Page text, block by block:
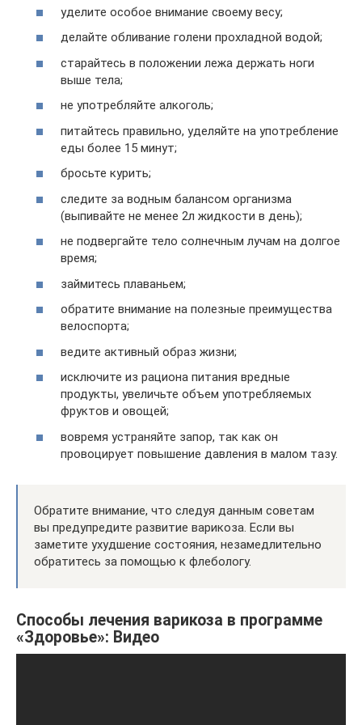
уделите особое внимание своему весу;
делайте обливание голени прохладной водой;
старайтесь в положении лежа держать ноги
выше тела;
не употребляйте алкоголь;
питайтесь правильно, уделяйте на употребление
еды более 15 минут;
бросьте курить;
следите за водным балансом организма
(выпивайте не менее 2л жидкости в день);
не подвергайте тело солнечным лучам на долгое
время;
займитесь плаваньем;
обратите внимание на полезные преимущества
велоспорта;
ведите активный образ жизни;
исключите из рациона питания вредные
продукты, увеличьте объем употребляемых
фруктов и овощей;
вовремя устраняйте запор, так как он
провоцирует повышение давления в малом тазу.
Обратите внимание, что следуя данным советам
вы предупредите развитие варикоза. Если вы
заметите ухудшение состояния, незамедлительно
обратитесь за помощью к флебологу.
Способы лечения варикоза в программе
«Здоровье»: Видео